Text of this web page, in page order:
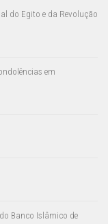
do Egito e da Revolução
em
Banco Islâmico de